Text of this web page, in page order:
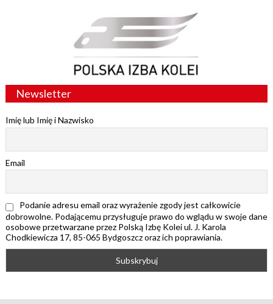
Newsletter
Imię lub Imię i Nazwisko
Email
Podanie adresu email oraz wyrażenie zgody jest całkowicie
dobrowolne. Podającemu przysługuje prawo do wglądu w swoje dane
osobowe przetwarzane przez Polską Izbę Kolei ul. J. Karola
Chodkiewicza 17, 85-065 Bydgoszcz oraz ich poprawiania.